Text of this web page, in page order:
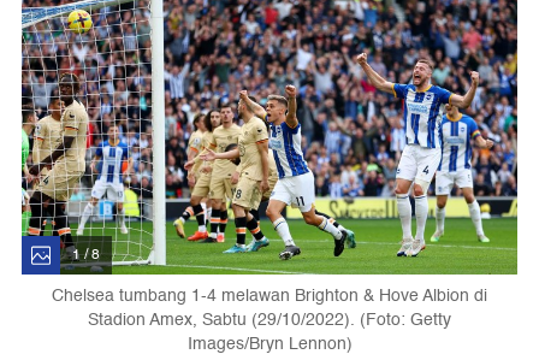
1 / 8
Chelsea tumbang 1-4 melawan Brighton & Hove Albion di
Stadion Amex, Sabtu (29/10/2022). (Foto: Getty
Images/Bryn Lennon)